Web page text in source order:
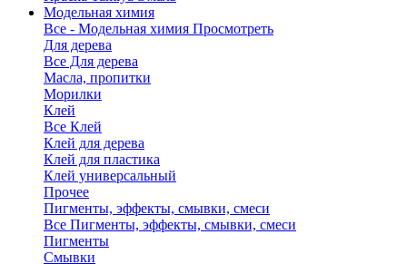
Модельная химия
Все - Модельная химия Просмотреть
Для дерева
Все Для дерева
Масла, пропитки
Морилки
Клей
Все Клей
Клей для дерева
Клей для пластика
Клей универсальный
Прочее
Пигменты, эффекты, смывки, смеси
Все Пигменты, эффекты, смывки, смеси
Пигменты
Смывки